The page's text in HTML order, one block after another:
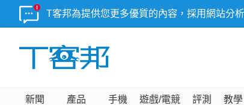
T客邦為提供您更多優質的內容，採用網站分
新聞 產品 手機 遊戲/電競 評測 教學